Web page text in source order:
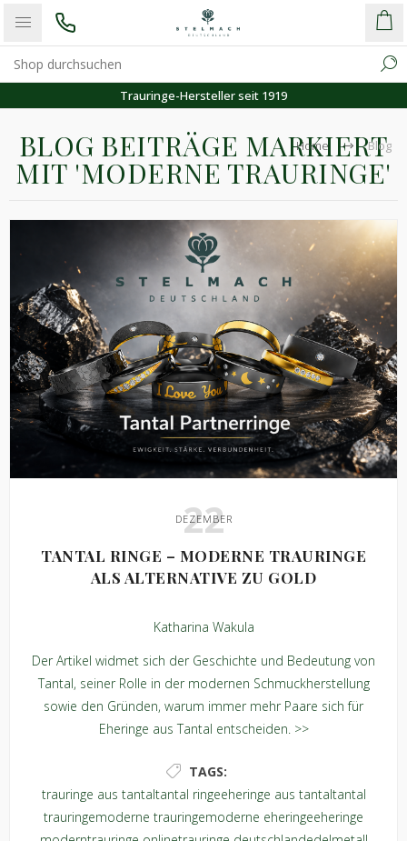
Trauringe-Hersteller seit 1919
Home Blog
BLOG BEITRÄGE MARKIERT
MIT 'MODERNE TRAURINGE'
22
DEZEMBER
TANTAL RINGE – MODERNE TRAURINGE
ALS ALTERNATIVE ZU GOLD
Katharina Wakula
Der Artikel widmet sich der Geschichte und Bedeutung von
Tantal, seiner Rolle in der modernen Schmuckherstellung
sowie den Gründen, warum immer mehr Paare sich für
Eheringe aus Tantal entscheiden. >>
TAGS:
trauringe aus tantaltantal ringeeheringe aus tantaltantal
trauringemoderne trauringemoderne eheringeeheringe